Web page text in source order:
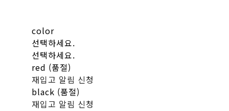
color
선택하세요.
선택하세요.
red (품절)
재입고 알림 신청
black (품절)
재입고 알림 신청